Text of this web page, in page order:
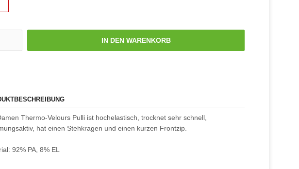
IN DEN WARENKORB
Thermo-Velours Pulli ist hochelastisch, trocknet sehr schnell,
hat einen Stehkragen und einen kurzen Frontzip.
92% PA, 8% EL